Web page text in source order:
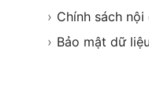
› Chính sách nội
› Bảo mật dữ